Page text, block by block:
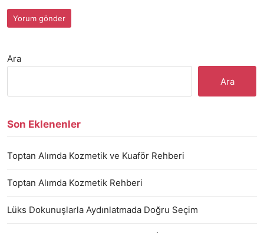
Ara
Ara
Son Eklenenler
Toptan Alımda Kozmetik ve Kuaför Rehberi
Toptan Alımda Kozmetik Rehberi
Lüks Dokunuşlarla Aydınlatmada Doğru Seçim